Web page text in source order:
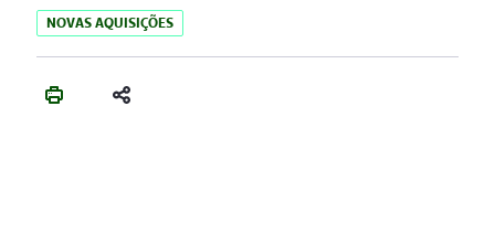
NOVAS AQUISIÇÕES